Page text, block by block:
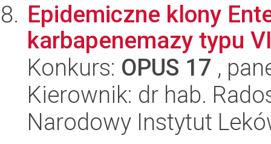
Epidemiczne klony
karbapenemazy typu
Konkurs: OPUS 17 ,
Kierownik: dr hab.
Narodowy Instytut